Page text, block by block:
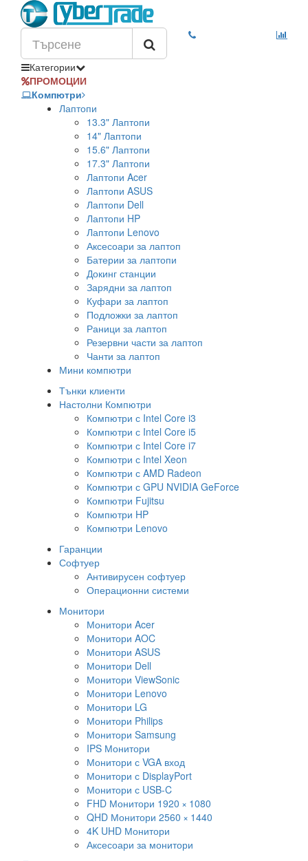
Категории
ПРОМОЦИИ
Компютри
Лаптопи
13.3" Лаптопи
14" Лаптопи
15.6" Лаптопи
17.3" Лаптопи
Лаптопи Acer
Лаптопи ASUS
Лаптопи Dell
Лаптопи HP
Лаптопи Lenovo
Аксесоари за лаптоп
Батерии за лаптопи
Докинг станции
Зарядни за лаптоп
Куфари за лаптоп
Подложки за лаптоп
Раници за лаптоп
Резервни части за лаптоп
Чанти за лаптоп
Мини компютри
Тънки клиенти
Настолни Компютри
Компютри с Intel Core i3
Компютри с Intel Core i5
Компютри с Intel Core i7
Компютри с Intel Xeon
Компютри с AMD Radeon
Компютри с GPU NVIDIA GeForce
Компютри Fujitsu
Компютри HP
Компютри Lenovo
Гаранции
Софтуер
Антивирусен софтуер
Операционни системи
Монитори
Монитори Acer
Монитори AOC
Монитори ASUS
Монитори Dell
Монитори ViewSonic
Монитори Lenovo
Монитори LG
Монитори Philips
Монитори Samsung
IPS Монитори
Монитори с VGA вход
Монитори с DisplayPort
Монитори с USB-C
FHD Монитори 1920 × 1080
QHD Монитори 2560 × 1440
4K UHD Монитори
Аксесоари за монитори